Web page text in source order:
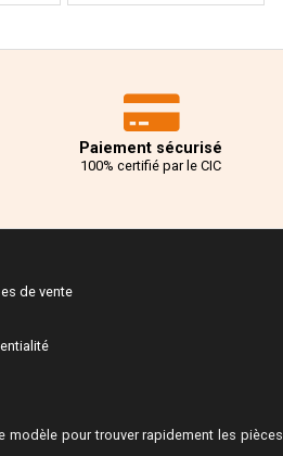
Paiement sécurisé
100% certifié par le CIC
de vente
modèle pour trouver rapidement les pièces